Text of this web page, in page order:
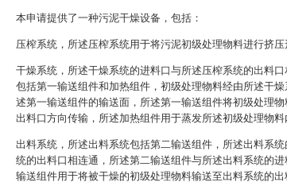
本申请提供了一种污泥干燥设备，包括：
压榨系统，所述压榨系统用于将污泥初级处理物料进行挤压
干燥系统，所述干燥系统的进料口与所述压榨系统的出料
包括第一输送组件和加热组件，初级处理物料经由所述干
述第一输送组件的输送面，所述第一输送组件将初级处理
出料口方向传输，所述加热组件用于蒸发所述初级处理物料
出料系统，所述出料系统包括第二输送组件，所述出料系
统的出料口相连通，所述第二输送组件与所述出料系统的
输送组件用于将被干燥的初级处理物料输送至出料系统的出